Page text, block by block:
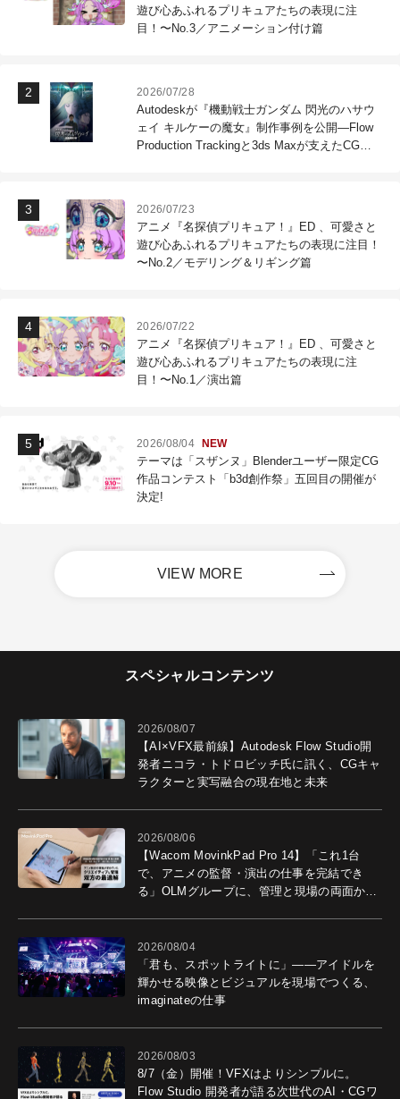
遊び心あふれるプリキュアたちの表現に注
目！〜No.3／アニメーション付け篇
2026/07/28
Autodeskが『機動戦士ガンダム 閃光のハサウ
ェイ キルケーの魔女』制作事例を公開―Flow
Production Trackingと3ds Maxが支えたCG制
2026/07/23
アニメ『名探偵プリキュア！』ED 、可愛さと
遊び心あふれるプリキュアたちの表現に注目！
〜No.2／モデリング＆リギング篇
2026/07/22
アニメ『名探偵プリキュア！』ED 、可愛さと
遊び心あふれるプリキュアたちの表現に注
目！〜No.1／演出篇
2026/08/04 NEW
テーマは「スザンヌ」Blenderユーザー限定CG
作品コンテスト「b3d創作祭」五回目の開催が
決定!
VIEW MORE
スペシャルコンテンツ
2026/08/07
【AI×VFX最前線】Autodesk Flow Studio開
発者ニコラ・トドロビッチ氏に訊く、CGキャ
ラクターと実写融合の現在地と未来
2026/08/06
【Wacom MovinkPad Pro 14】「これ1台
で、アニメの監督・演出の仕事を完結でき
る」OLMグループに、管理と現場の両面から
2026/08/04
「君も、スポットライトに」――アイドルを
輝かせる映像とビジュアルを現場でつくる、
imaginateの仕事
2026/08/03
8/7（金）開催！VFXはよりシンプルに。
Flow Studio 開発者が語る次世代のAI・CGワ